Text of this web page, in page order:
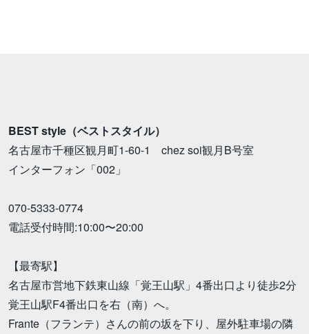
BEST style（ベストスタイル）
名古屋市千種区観月町1-60-1 chez soi観月B号室
インターフォン「002」
070-5333-0774
電話受付時間:10:00〜20:00
【最寄駅】
名古屋市営地下鉄東山線「覚王山駅」4番出口より徒歩2分
覚王山駅F4番出口を右（南）へ。
Frante（フランテ）さんの前の坂を下り、屋外駐車場の隣